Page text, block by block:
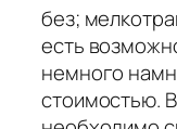
без;
есть
немного
стоимостью.